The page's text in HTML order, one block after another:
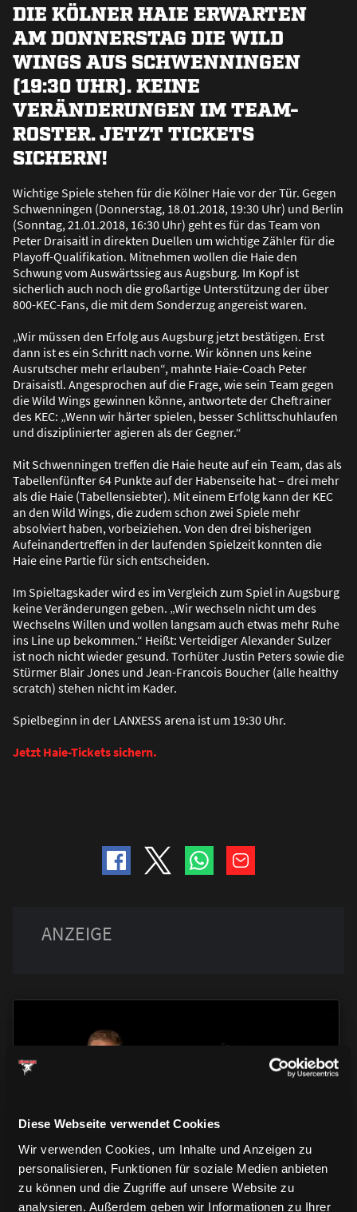
Diese Webseite verwendet Cookies
Wir verwenden Cookies, um Inhalte und Anzeigen zu
personalisieren, Funktionen für soziale Medien anbieten
zu können und die Zugriffe auf unsere Website zu
analysieren. Außerdem geben wir Informationen zu Ihrer
DIE KÖLNER HAIE ERWARTEN
AM DONNERSTAG DIE WILD
WINGS AUS SCHWENNINGEN
(19:30 UHR). KEINE
VERÄNDERUNGEN IM TEAM-
ROSTER. JETZT TICKETS
SICHERN!
Wichtige Spiele stehen für die Kölner Haie vor der Tür. Gegen
Schwenningen (Donnerstag, 18.01.2018, 19:30 Uhr) und Berlin
(Sonntag, 21.01.2018, 16:30 Uhr) geht es für das Team von
Peter Draisaitl in direkten Duellen um wichtige Zähler für die
Playoff-Qualifikation. Mitnehmen wollen die Haie den
Schwung vom Auswärtssieg aus Augsburg. Im Kopf ist
sicherlich auch noch die großartige Unterstützung der über
800-KEC-Fans, die mit dem Sonderzug angereist waren.
„Wir müssen den Erfolg aus Augsburg jetzt bestätigen. Erst
dann ist es ein Schritt nach vorne. Wir können uns keine
Ausrutscher mehr erlauben“, mahnte Haie-Coach Peter
Draisaistl. Angesprochen auf die Frage, wie sein Team gegen
die Wild Wings gewinnen könne, antwortete der Cheftrainer
des KEC: „Wenn wir härter spielen, besser Schlittschuhlaufen
und disziplinierter agieren als der Gegner.“
Mit Schwenningen treffen die Haie heute auf ein Team, das als
Tabellenfünfter 64 Punkte auf der Habenseite hat – drei mehr
als die Haie (Tabellensiebter). Mit einem Erfolg kann der KEC
an den Wild Wings, die zudem schon zwei Spiele mehr
absolviert haben, vorbeiziehen. Von den drei bisherigen
Aufeinandertreffen in der laufenden Spielzeit konnten die
Haie eine Partie für sich entscheiden.
Im Spieltagskader wird es im Vergleich zum Spiel in Augsburg
keine Veränderungen geben. „Wir wechseln nicht um des
Wechselns Willen und wollen langsam auch etwas mehr Ruhe
ins Line up bekommen.“ Heißt: Verteidiger Alexander Sulzer
ist noch nicht wieder gesund. Torhüter Justin Peters sowie die
Stürmer Blair Jones und Jean-Francois Boucher (alle healthy
scratch) stehen nicht im Kader.
Spielbeginn in der LANXESS arena ist um 19:30 Uhr.
Jetzt Haie-Tickets sichern.
TRIKOTS
TRIKOTS
TRIKOTS